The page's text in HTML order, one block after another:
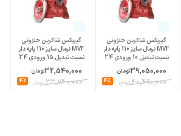
گیربکس شاکرین حلزونی
MVF نرمال سایز 110 پایه دار
نسبت تبدیل 10 ورودی 24
پوسته چدن
39,050,000تومان
40,490,000تومان 4%
گیربکس شاکرین حلزونی
MVF نرمال سایز 110 پایه دار
نسبت تبدیل 15 ورودی 24
پوسته چدن
32,540,000تومان
33,740,000تومان 4%